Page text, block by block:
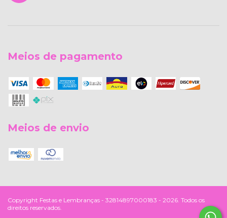
Meios de pagamento
Meios de envio
Copyright Festas e Lembranças - 32814897000183 - 2026. Todos os
direitos reservados.